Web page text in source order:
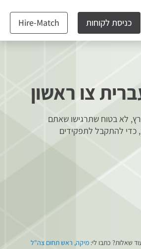
כניסת לקוחות Hire-Match
צו ראשון
לא בטוח שתרגישו שאתם
כדי להתקבל לתפקידים
שאלות? כתבו לי: מיקה, ראש תחום צה"ל